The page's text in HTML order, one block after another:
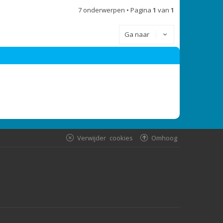
7 onderwerpen • Pagina 1 van 1
Ga naar
Omhoog
Verwijder cookies